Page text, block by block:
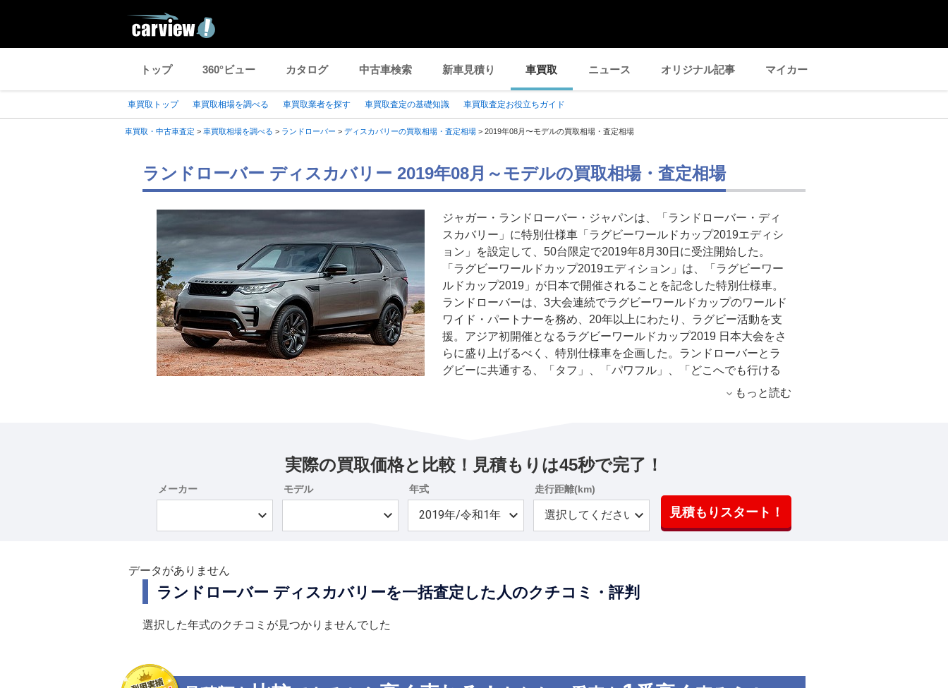
トップ 360°ビュー カタログ 中古車検索 新車見積り 車買取 ニュース オリジナル記事 マイカー
車買取トップ 車買取相場を調べる 車買取業者を探す 車買取査定の基礎知識 車買取査定お役立ちガイド
車買取・中古車査定 > 車買取相場を調べる > ランドローバー > ディスカバリーの買取相場・査定相場 > 2019年08月〜モデルの買取相場・査定相場
ランドローバー ディスカバリー 2019年08月～モデルの買取相場・査定相場
ジャガー・ランドローバー・ジャパンは、「ランドローバー・ディ
スカバリー」に特別仕様車「ラグビーワールドカップ2019エディシ
ョン」を設定して、50台限定で2019年8月30日に受注開始した。
「ラグビーワールドカップ2019エディション」は、「ラグビーワー
ルドカップ2019」が日本で開催されることを記念した特別仕様車。
ランドローバーは、3大会連続でラグビーワールドカップのワールド
ワイド・パートナーを務め、20年以上にわたり、ラグビー活動を支
援。アジア初開催となるラグビーワールドカップ2019 日本大会をさ
らに盛り上げるべく、特別仕様車を企画した。ランドローバーとラ
グビーに共通する、「タフ」、「パワフル」、「どこへでも行ける
（前へ突き進む）」の3つの価値を体現する「ディスカバリー」に、
由来し、ランドローバーのグローバル共通名称であるカラー「フジ
ホワイト」を採用。ロータリーシフトセレクターにはラグビーワー
ルドカップ2019 日本大会のロゴをあしらった。また、フロントサイ
ドベントやテールゲートにあるランドローバーロゴの近くには、日
本代表ラグビージャージをモチーフにした、日の丸カラーのレッド
もっと読む
実際の買取価格と比較！見積もりは45秒で完了！
メーカー モデル 年式 走行距離(km)
見積もりスタート！
データがありません
ランドローバー ディスカバリーを一括査定した人のクチコミ・評判
選択した年式のクチコミが見つかりませんでした